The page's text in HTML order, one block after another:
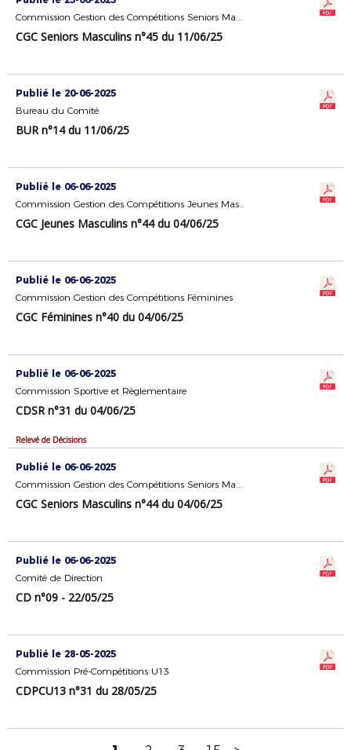
Commission Gestion des Compétitions Seniors Masculins
CGC Seniors Masculins n°45 du 11/06/25
Publié le 20-06-2025
Bureau du Comité
BUR n°14 du 11/06/25
Publié le 06-06-2025
Commission Gestion des Compétitions Jeunes Masculins
CGC Jeunes Masculins n°44 du 04/06/25
Publié le 06-06-2025
Commission Gestion des Compétitions Féminines
CGC Féminines n°40 du 04/06/25
Publié le 06-06-2025
Commission Sportive et Règlementaire
CDSR n°31 du 04/06/25
Relevé de Décisions
Publié le 06-06-2025
Commission Gestion des Compétitions Seniors Masculins
CGC Seniors Masculins n°44 du 04/06/25
Publié le 06-06-2025
Comité de Direction
CD n°09 - 22/05/25
Publié le 28-05-2025
Commission Pré-Compétitions U13
CDPCU13 n°31 du 28/05/25